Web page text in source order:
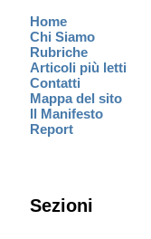
Home
Chi Siamo
Rubriche
Articoli più letti
Contatti
Mappa del sito
Il Manifesto
Report
Sezioni